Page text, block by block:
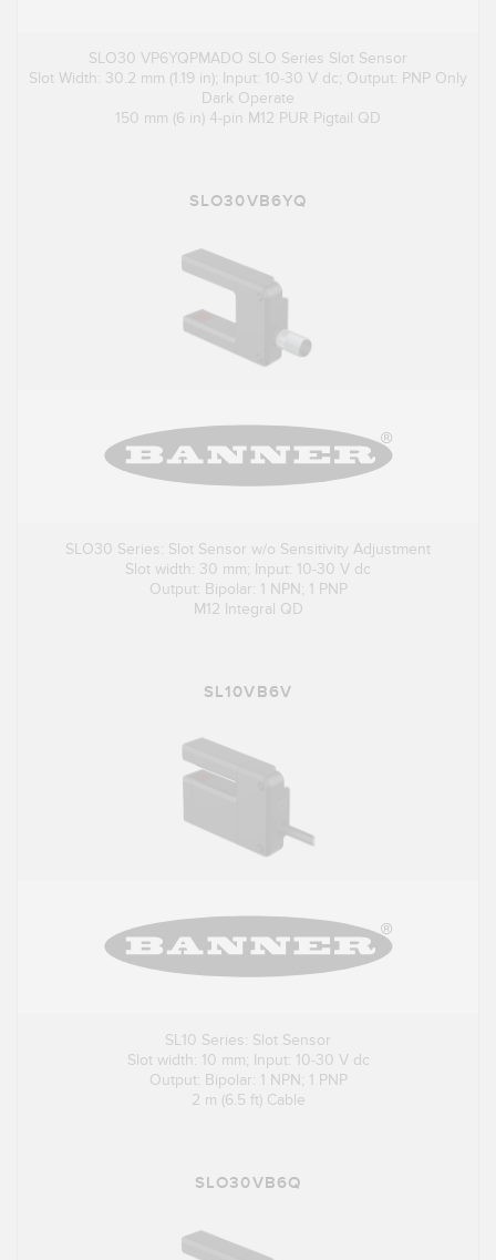
SLO30 VP6YQPMADO SLO Series Slot Sensor
Slot Width: 30.2 mm (1.19 in); Input: 10-30 V dc; Output: PNP Only
Dark Operate
150 mm (6 in) 4-pin M12 PUR Pigtail QD
SLO30VB6YQ
SLO30 Series: Slot Sensor w/o Sensitivity Adjustment
Slot width: 30 mm; Input: 10-30 V dc
Output: Bipolar: 1 NPN; 1 PNP
M12 Integral QD
SL10VB6V
SL10 Series: Slot Sensor
Slot width: 10 mm; Input: 10-30 V dc
Output: Bipolar: 1 NPN; 1 PNP
2 m (6.5 ft) Cable
SLO30VB6Q